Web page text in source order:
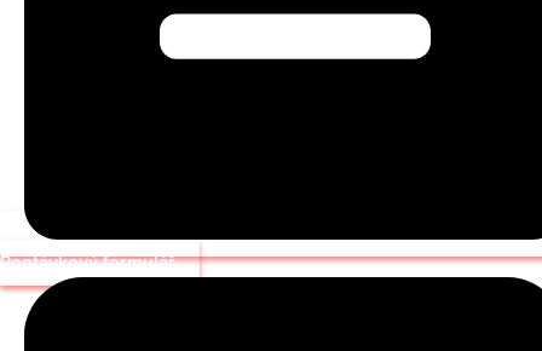
Poptávkový formulář